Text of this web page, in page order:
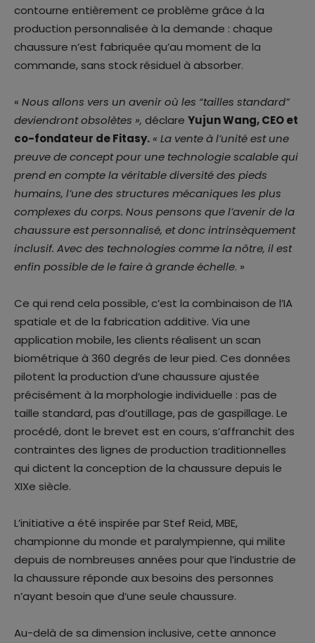
contourne entièrement ce problème grâce à la
production personnalisée à la demande : chaque
chaussure n’est fabriquée qu’au moment de la
commande, sans stock résiduel à absorber.
« Nous allons vers un avenir où les “tailles standard”
deviendront obsolètes », déclare Yujun Wang, CEO et
co-fondateur de Fitasy. « La vente à l’unité est une
preuve de concept pour une technologie scalable qui
prend en compte la véritable diversité des pieds
humains, l’une des structures mécaniques les plus
complexes du corps. Nous pensons que l’avenir de la
chaussure est personnalisé, et donc intrinsèquement
inclusif. Avec des technologies comme la nôtre, il est
enfin possible de le faire à grande échelle. »
Ce qui rend cela possible, c’est la combinaison de l’IA
spatiale et de la fabrication additive. Via une
application mobile, les clients réalisent un scan
biométrique à 360 degrés de leur pied. Ces données
pilotent la production d’une chaussure ajustée
précisément à la morphologie individuelle : pas de
taille standard, pas d’outillage, pas de gaspillage. Le
procédé, dont le brevet est en cours, s’affranchit des
contraintes des lignes de production traditionnelles
qui dictent la conception de la chaussure depuis le
XIXe siècle.
L’initiative a été inspirée par Stef Reid, MBE,
championne du monde et paralympienne, qui milite
depuis de nombreuses années pour que l’industrie de
la chaussure réponde aux besoins des personnes
n’ayant besoin que d’une seule chaussure.
Au-delà de sa dimension inclusive, cette annonce